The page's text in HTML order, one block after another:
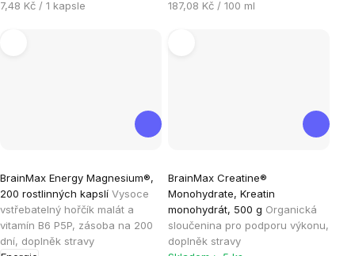
Měrná
7,48 Kč / 1 kapsle
Měrná
187,08 Kč / 100 ml
BrainMax Energy Magnesium®,
200 rostlinných kapslí Vysoce
vstřebatelný hořčík malát a
vitamín B6 P5P, zásoba na 200
dní, doplněk stravy
hodnocení
produktu
je
4,9
BrainMax Creatine®
Monohydrate, Kreatin
monohydrát, 500 g Organická
sloučenina pro podporu výkonu,
doplněk stravy
hodnocení
produktu
je
4,9